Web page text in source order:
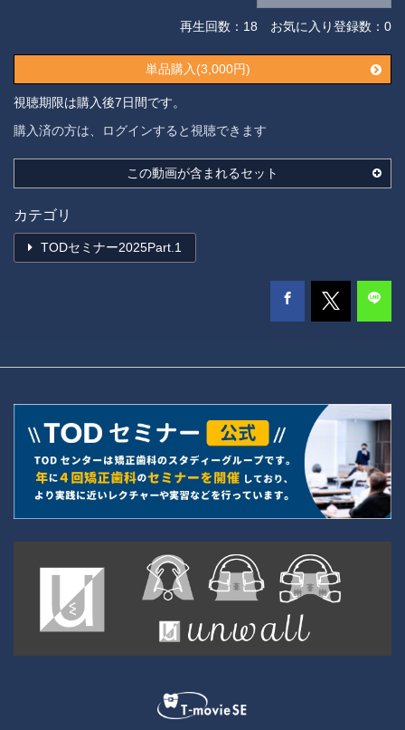
再生回数： 18 お気に入り登録数：0
単品購入(3,000円)
視聴期限は購入後7日間です。
購入済の方は、ログインすると視聴できます
この動画が含まれるセット
カテゴリ
TODセミナー2025Part.1